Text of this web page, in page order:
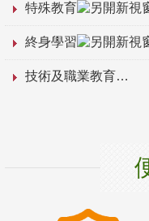
特殊教育
終身學習
技術及職業教育